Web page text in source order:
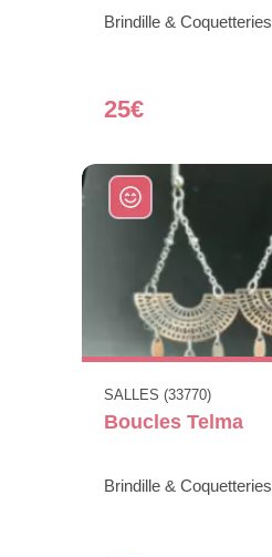
Brindille & Coquetteries
25€
SALLES (33770)
Boucles Telma
Brindille & Coquetteries